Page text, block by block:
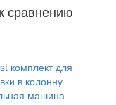
сравнению
комплект для
в колонну
машина